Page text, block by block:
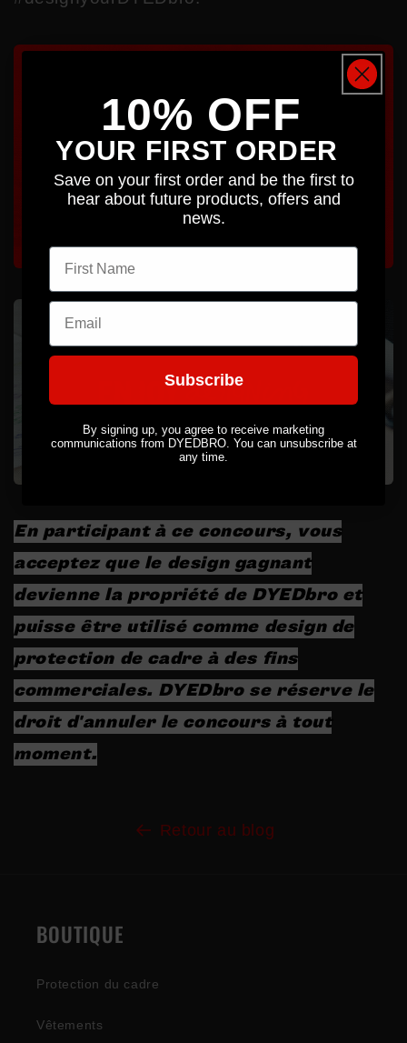
En participant à ce concours, vous
acceptez que le design gagnant
devienne la propriété de DYEDbro et
puisse être utilisé comme design de
protection de cadre à des fins
commerciales. DYEDbro se réserve le
droit d'annuler le concours à tout
moment.
Retour au blog
BOUTIQUE
Protection du cadre
Vêtements
10% OFF
YOUR FIRST ORDER
Save on your first order and be the first to
hear about future products, offers and
news.
First name
Email
Subscribe
By signing up, you agree to receive marketing
communications from DYEDBRO. You can unsubscribe at
any time.